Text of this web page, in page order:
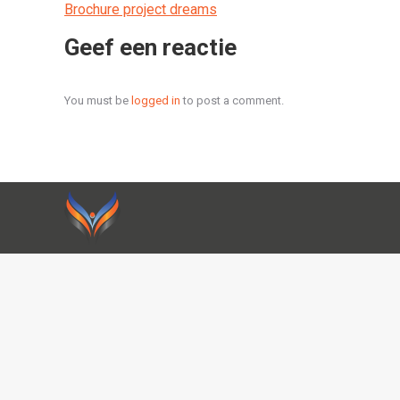
Brochure project dreams
Geef een reactie
You must be logged in to post a comment.